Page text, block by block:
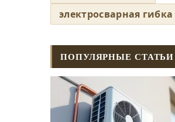
электросварная гибка
ПОПУЛЯРНЫЕ СТАТЬИ